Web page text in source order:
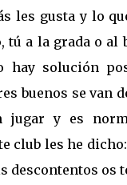
les gusta y lo
tú a la grada o al
hay solución
buenos se van
jugar y es
club les he
descontentos os